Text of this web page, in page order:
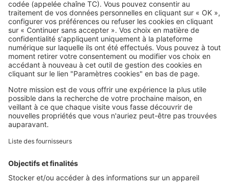
SeLoger c'est aussi
Retrouvez-nous sur ...